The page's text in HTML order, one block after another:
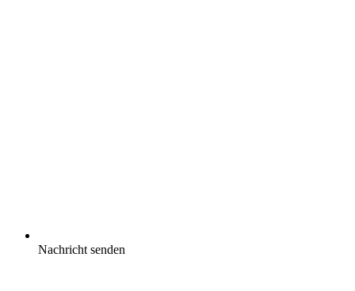
Nachricht senden